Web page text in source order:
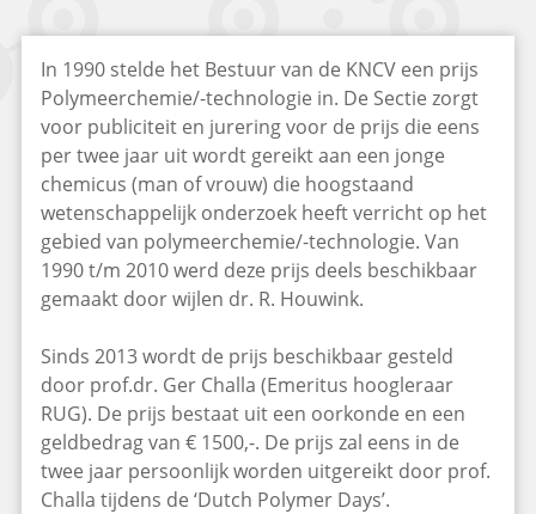
menu
In 1990 stelde het Bestuur van de KNCV een prijs
Polymeerchemie/-technologie in. De Sectie zorgt
voor publiciteit en jurering voor de prijs die eens
per twee jaar uit wordt gereikt aan een jonge
chemicus (man of vrouw) die hoogstaand
wetenschappelijk onderzoek heeft verricht op het
gebied van polymeerchemie/-technologie. Van
1990 t/m 2010 werd deze prijs deels beschikbaar
gemaakt door wijlen dr. R. Houwink.
Sinds 2013 wordt de prijs beschikbaar gesteld
door prof.dr. Ger Challa (Emeritus hoogleraar
RUG). De prijs bestaat uit een oorkonde en een
geldbedrag van € 1500,-. De prijs zal eens in de
twee jaar persoonlijk worden uitgereikt door prof.
Challa tijdens de ‘Dutch Polymer Days’.